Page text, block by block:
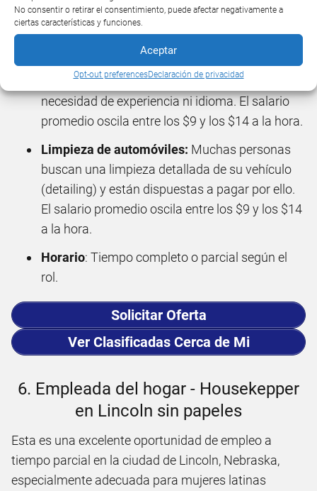
No consentir o retirar el consentimiento, puede afectar negativamente a
ciertas características y funciones.
Aceptar
Opt-out preferencesDeclaración de privacidad
en lugar de en oficinas, en casas particulares. El
salario por hora a cobrar es similar.
de camarero pero sin exposición al público ni
necesidad de experiencia ni idioma. El salario
promedio oscila entre los $9 y los $14 a la hora.
Limpieza de automóviles: Muchas personas
buscan una limpieza detallada de su vehículo
(detailing) y están dispuestas a pagar por ello.
El salario promedio oscila entre los $9 y los $14
a la hora.
Horario: Tiempo completo o parcial según el
rol.
Solicitar Oferta
Ver Clasificadas Cerca de Mi
6. Empleada del hogar - Housekepper
en Lincoln sin papeles
Esta es una excelente oportunidad de empleo a
tiempo parcial en la ciudad de Lincoln, Nebraska,
especialmente adecuada para mujeres latinas